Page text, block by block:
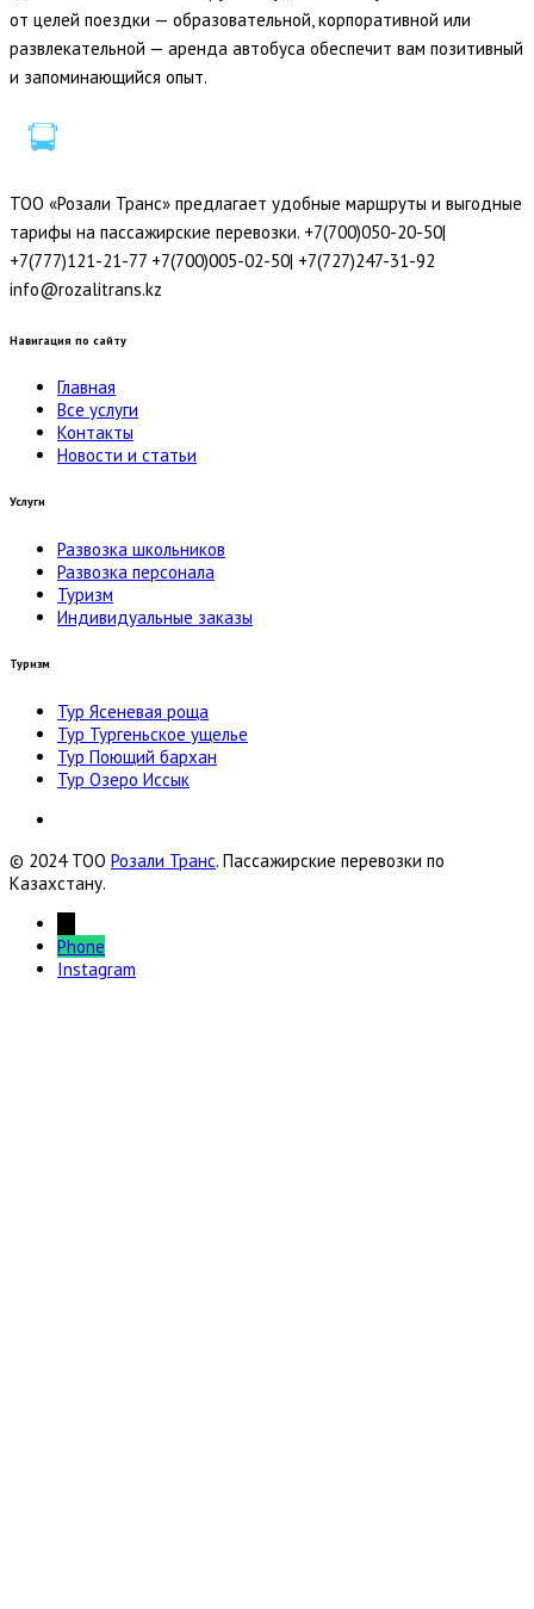
от целей поездки — образовательной, корпоративной или
развлекательной — аренда автобуса обеспечит вам позитивный
и запоминающийся опыт.
ТОО «Розали Транс» предлагает удобные маршруты и выгодные
тарифы на пассажирские перевозки. +7(700)050-20-50|
+7(777)121-21-77 +7(700)005-02-50| +7(727)247-31-92
info@rozalitrans.kz
Навигация по сайту
Главная
Все услуги
Контакты
Новости и статьи
Услуги
Развозка школьников
Развозка персонала
Туризм
Индивидуальные заказы
Туризм
Тур Ясеневая роща
Тур Тургеньское ущелье
Тур Поющий бархан
Тур Озеро Иссык
© 2024 ТОО Розали Транс. Пассажирские перевозки по
Казахстану.
Phone
Instagram